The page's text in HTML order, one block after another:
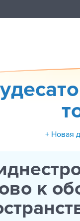
+ Новая
к